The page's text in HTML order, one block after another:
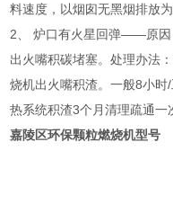
料速度，以烟囱无黑烟排放为
2、 炉口有火星回弹——原因
出火嘴积碳堵塞。处理办法
烧机出火嘴积渣。一般8小
热系统积渣3个月清理疏通一
嘉陵区环保颗粒燃烧机型号